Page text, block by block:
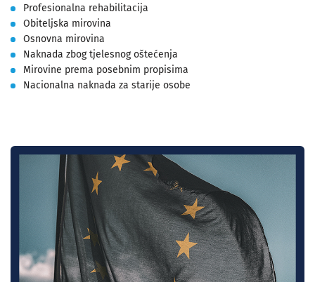
Profesionalna rehabilitacija
Obiteljska mirovina
Osnovna mirovina
Naknada zbog tjelesnog oštećenja
Mirovine prema posebnim propisima
Nacionalna naknada za starije osobe